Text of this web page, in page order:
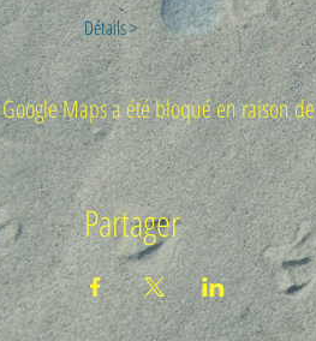
Détails >
Google Maps a été bloqué en raison
Partager